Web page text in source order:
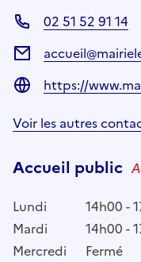
02 51 52 91 14
https://
Voir les autres
Accueil public
Lundi
14h00 -
Mardi
14h00 -
Mercredi
Fermé